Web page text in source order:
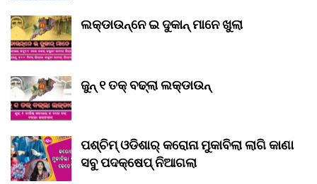
ଲକ୍‌ଡାଉନ୍‌ନେ ଇ ଦୁକାନ୍ ମାନେ ଖୁଲା
ଜୁନ୍ ୧ ତକ୍ ବଢ୍‌ଲା ଲକ୍‌ଡାଉନ୍‌
ପଶ୍ଚିମ୍ ଓଡିଶାର୍ କରୋନା ମୁକାବିଲା ଲାଗି କାଣା
ସବୁ ପଦକ୍ଷେପ୍ ନିଆଗଲା